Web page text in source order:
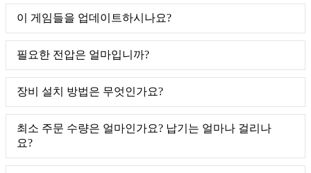
이 게임들을 업데이트하시나요?
필요한 전압은 얼마입니까?
장비 설치 방법은 무엇인가요?
최소 주문 수량은 얼마인가요? 납기는 얼마나 걸리나
요?